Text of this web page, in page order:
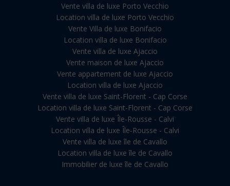
Vente villa de luxe Porto Vecchio
Location villa de luxe Porto Vecchio
Vente Villa de luxe Bonifacio
Location villa de luxe Bonifacio
Vente villa de luxe Ajaccio
Vente maison de luxe Ajaccio
Vente appartement de luxe Ajaccio
Location villa de luxe Ajaccio
Vente villa de luxe Saint-Florent - Cap Corse
Location villa de luxe Saint-Florent - Cap Corse
Vente villa de luxe Île-Rousse - Calvi
Location villa de luxe Île-Rousse - Calvi
Vente villa de luxe île de Cavallo
Location villa de luxe île de Cavallo
Immobilier de luxe île de Cavallo